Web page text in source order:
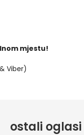
mjestu!
Viber)
ostali